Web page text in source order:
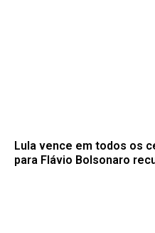
Lula vence em todos os
para Flávio Bolsonaro